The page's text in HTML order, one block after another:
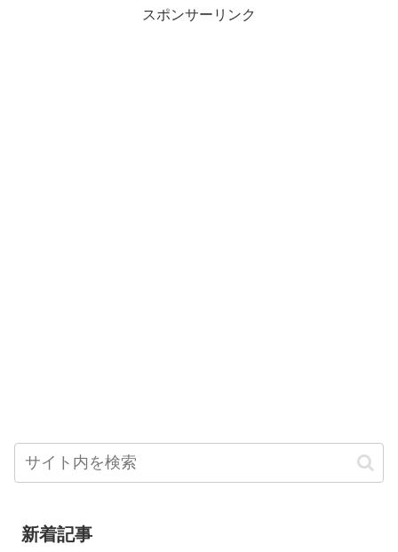
スポンサーリンク
新着記事